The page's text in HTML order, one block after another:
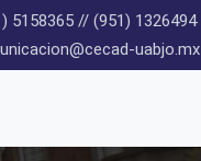
5158365// (951) 1326494
uabjo.mx